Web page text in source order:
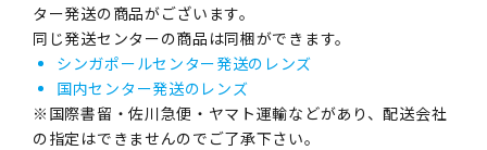
ター発送の商品がございます。
同じ発送センターの商品は同梱ができます。
シンガポールセンター発送のレンズ
国内センター発送のレンズ
※国際書留・佐川急便・ヤマト運輸などがあり、配送会社
の指定はできませんのでご了承下さい。